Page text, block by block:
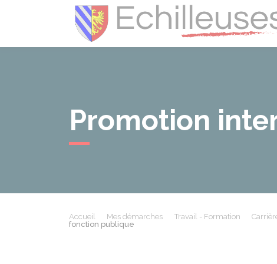
Promotion
Accueil Mes démarches Travail - Formation
fonction publique